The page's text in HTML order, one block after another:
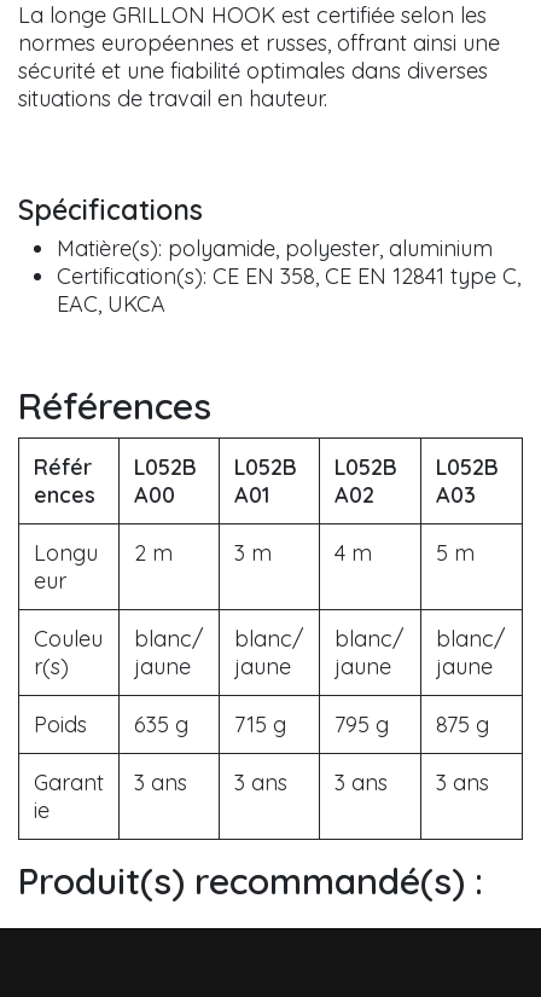
La longe GRILLON HOOK est certifiée selon les
normes européennes et russes, offrant ainsi une
sécurité et une fiabilité optimales dans diverses
situations de travail en hauteur.
Spécifications
Matière(s): polyamide, polyester, aluminium
Certification(s): CE EN 358, CE EN 12841 type C,
EAC, UKCA
Références
Référ
ences
L052B
A00
L052B
A01
L052B
A02
L052B
A03
Longu
eur
2 m 3 m 4 m 5 m
Couleu
r(s)
blanc/
jaune
blanc/
jaune
blanc/
jaune
blanc/
jaune
Poids 635 g 715 g 795 g 875 g
Garant
ie
3 ans 3 ans 3 ans 3 ans
Produit(s) recommandé(s) :